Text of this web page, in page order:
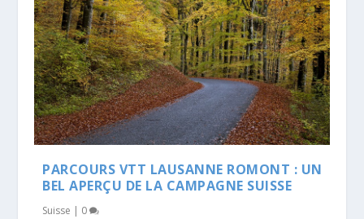
PARCOURS VTT LAUSANNE ROMONT : UN
BEL APERÇU DE LA CAMPAGNE SUISSE
Suisse | 0